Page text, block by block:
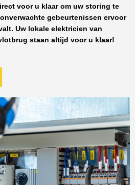
voor u klaar om uw storing te
gebeurtenissen ervoor
Uw lokale elektricien van
staan altijd voor u klaar!